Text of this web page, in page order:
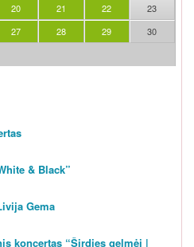
20 21 22
23
27 28 29
30
& Black”
Gema
koncertas “Širdies gelmėj |